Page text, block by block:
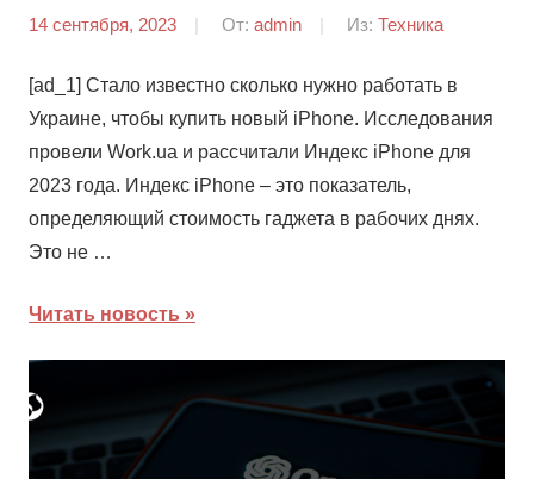
14 сентября, 2023 От: admin Из: Техника
[ad_1] Стало известно сколько нужно работать в
Украине, чтобы купить новый iPhone. Исследования
провели Work.ua и рассчитали Индекс iPhone для
2023 года. Индекс iPhone – это показатель,
определяющий стоимость гаджета в рабочих днях.
Это не …
Читать новость